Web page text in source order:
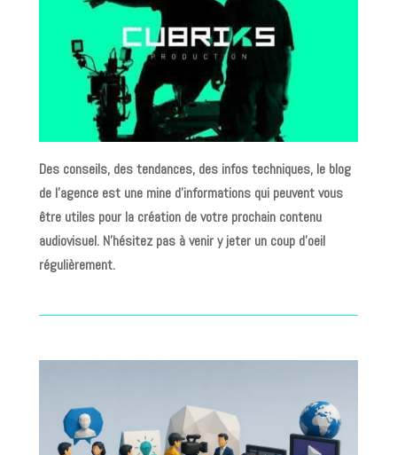
Des conseils, des tendances, des infos techniques, le blog
de l’agence est une mine d’informations qui peuvent vous
être utiles pour la création de votre prochain contenu
audiovisuel. N’hésitez pas à venir y jeter un coup d’oeil
régulièrement.